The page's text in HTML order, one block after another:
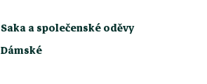
Saka a společenské oděvy
Dámské